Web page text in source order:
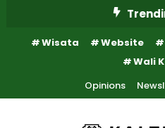
ContentWisata Website
Wali
Opinions